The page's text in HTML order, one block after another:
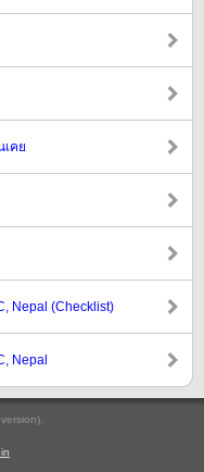
เคย
Nepal (Checklist)
Nepal
.